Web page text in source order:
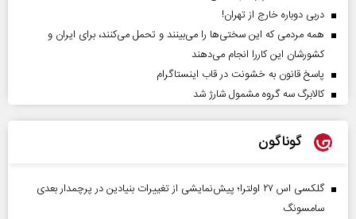
دربی دوباره خارج از تهران!
همه مردمی که این سختی‌ها را می‌بینند و تحمل می‌کنند، برای ایران و
کشورشان این کاررا انجام می‌دهند
پاسخ قانون به خشونت در قاب اینستاگرام
کالابرگ سه گروه مشمول شارژ شد
گوناگون
گلکسی اس ۲۷ اولترا؛ پیش‌نمایشی از تغییرات بنیادین در پرچمدار بعدی
سامسونگ